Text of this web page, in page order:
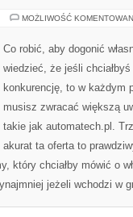
MOŻLIWOŚĆ
Co robić, aby dogonić
wiedzieć, że jeśli
konkurencję, to w każdym
musisz zwracać większą
takie jak automatech.pl.
akurat ta oferta to
który chciałby mówić o
jeżeli wchodzi w